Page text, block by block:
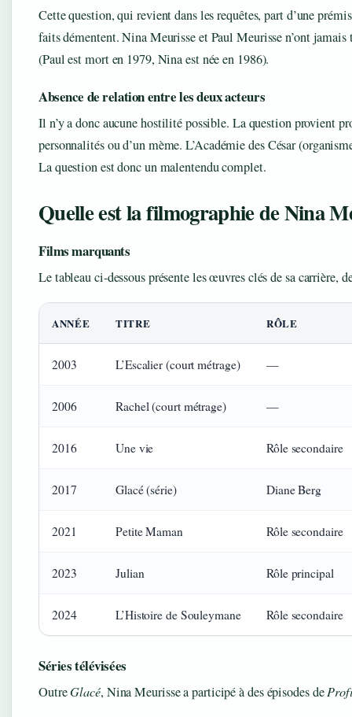
Cette question, qui revient dans les requêtes, part d’une
faits démentent. Nina Meurisse et Paul Meurisse n’ont
(Paul est mort en 1979, Nina est née en 1986).
Absence de relation entre les deux acteurs
Il n’y a donc aucune hostilité possible. La question provient
personnalités ou d’un mème. L’Académie des César
La question est donc un malentendu complet.
Quelle est la filmographie de Nina
Films marquants
Le tableau ci-dessous présente les œuvres clés de sa carrière,
ANNÉE TITRE RÔLE
2003 L’Escalier (court métrage) —
2006 Rachel (court métrage) —
2016 Une vie Rôle secondaire
2017 Glacé (série) Diane Berg
2021 Petite Maman Rôle secondaire
2023 Julian Rôle principal
2024 L’Histoire de Souleymane Rôle secondaire
Séries télévisées
OutreGlacé, Nina Meurisse a participé à des épisodes de